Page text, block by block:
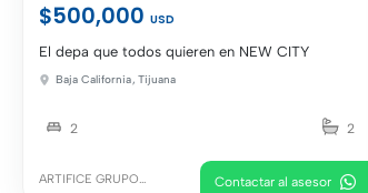
$500,000USD
El depa que todos quieren en NEW CITY
Baja California, Tijuana
2 2
ARTIFICE GRUPO Contactar al asesor